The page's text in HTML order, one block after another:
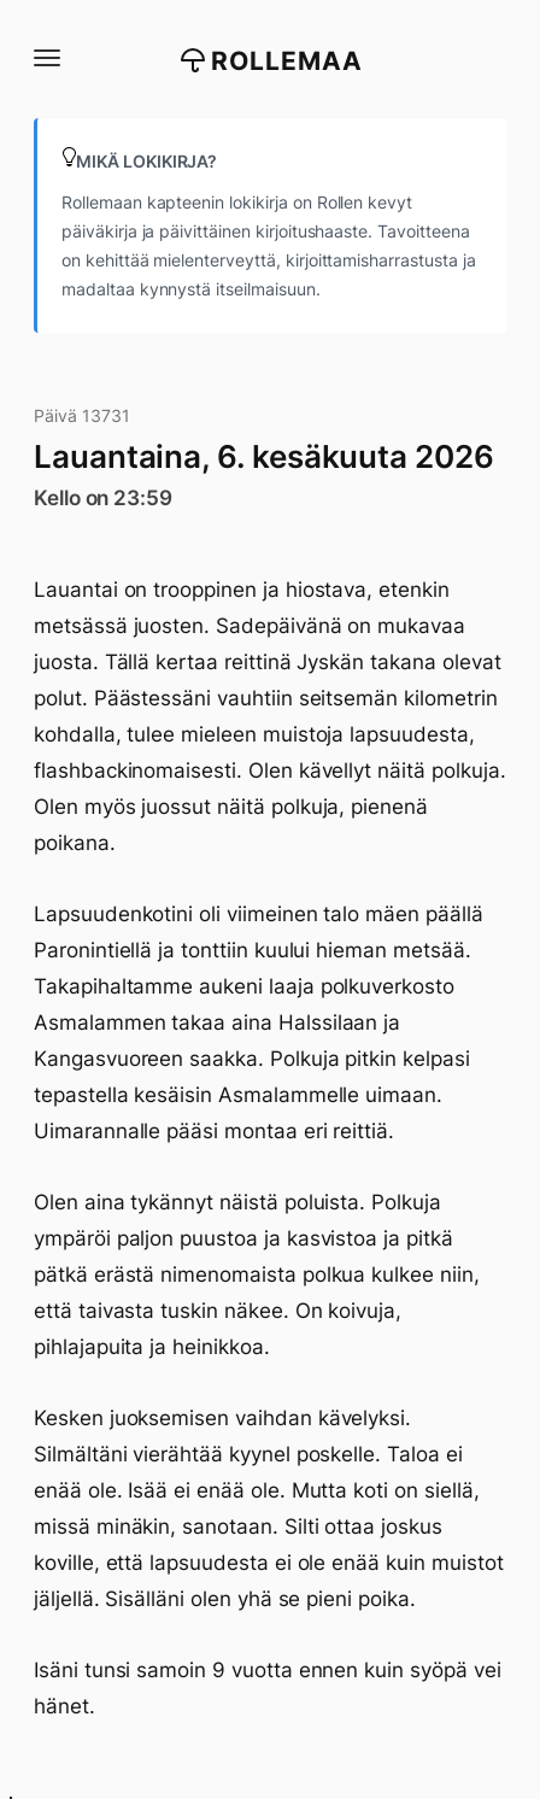
suoraan
ROLLEMAA
MIKÄ LOKIKIRJA?
Rollemaan kapteenin lokikirja on Rollen kevyt
päiväkirja ja päivittäinen kirjoitushaaste. Tavoitteena
on kehittää mielenterveyttä, kirjoittamisharrastusta ja
madaltaa kynnystä itseilmaisuun.
Päivä 13731
Lauantaina, 6. kesäkuuta 2026
Kello on 23:59
Lauantai on trooppinen ja hiostava, etenkin
metsässä juosten. Sadepäivänä on mukavaa
juosta. Tällä kertaa reittinä Jyskän takana olevat
polut. Päästessäni vauhtiin seitsemän kilometrin
kohdalla, tulee mieleen muistoja lapsuudesta,
flashbackinomaisesti. Olen kävellyt näitä polkuja.
Olen myös juossut näitä polkuja, pienenä
poikana.
Lapsuudenkotini oli viimeinen talo mäen päällä
Paronintiellä ja tonttiin kuului hieman metsää.
Takapihaltamme aukeni laaja polkuverkosto
Asmalammen takaa aina Halssilaan ja
Kangasvuoreen saakka. Polkuja pitkin kelpasi
tepastella kesäisin Asmalammelle uimaan.
Uimarannalle pääsi montaa eri reittiä.
Olen aina tykännyt näistä poluista. Polkuja
ympäröi paljon puustoa ja kasvistoa ja pitkä
pätkä erästä nimenomaista polkua kulkee niin,
että taivasta tuskin näkee. On koivuja,
pihlajapuita ja heinikkoa.
Kesken juoksemisen vaihdan kävelyksi.
Silmältäni vierähtää kyynel poskelle. Taloa ei
enää ole. Isää ei enää ole. Mutta koti on siellä,
missä minäkin, sanotaan. Silti ottaa joskus
koville, että lapsuudesta ei ole enää kuin muistot
jäljellä. Sisälläni olen yhä se pieni poika.
Isäni tunsi samoin 9 vuotta ennen kuin syöpä vei
hänet.